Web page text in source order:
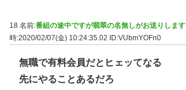
18 名前:番組の途中ですが翡翠の名無しがお送りします
時:2020/02/07(金) 10:24:35.02
ID:VUbmYOFn0
無職で有料会員だとヒェッてなる
先にやることあるだろ